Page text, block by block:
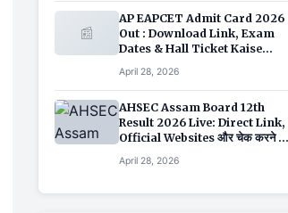
📰
AP EAPCET Admit Card 2026
Out : Download Link, Exam
Dates & Hall Ticket Kaise
April 28, 2026
AHSEC Assam Board 12th
Result 2026 Live: Direct Link,
Official Websites और चेक करने के
April 28, 2026